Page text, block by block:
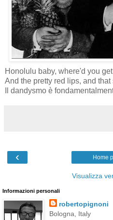
Honolulu baby, where'd you
And the pretty red lips, and
Il dandysmo è
‹ Home
Visualizza
Informazioni personali
robertopignoni
Bologna, Italy